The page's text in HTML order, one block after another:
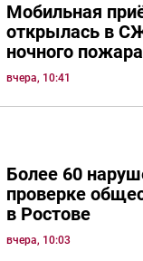
Мобильная
открылась в
ночного пожара
вчера, 10:41
Более 60
проверке
в Ростове
вчера, 10:03